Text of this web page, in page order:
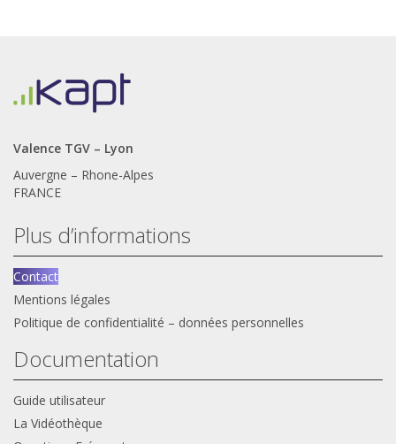
Valence TGV – Lyon
Auvergne – Rhone-Alpes
FRANCE
Plus d’informations
Contact
Mentions légales
Politique de confidentialité – données personnelles
Documentation
Guide utilisateur
La Vidéothèque